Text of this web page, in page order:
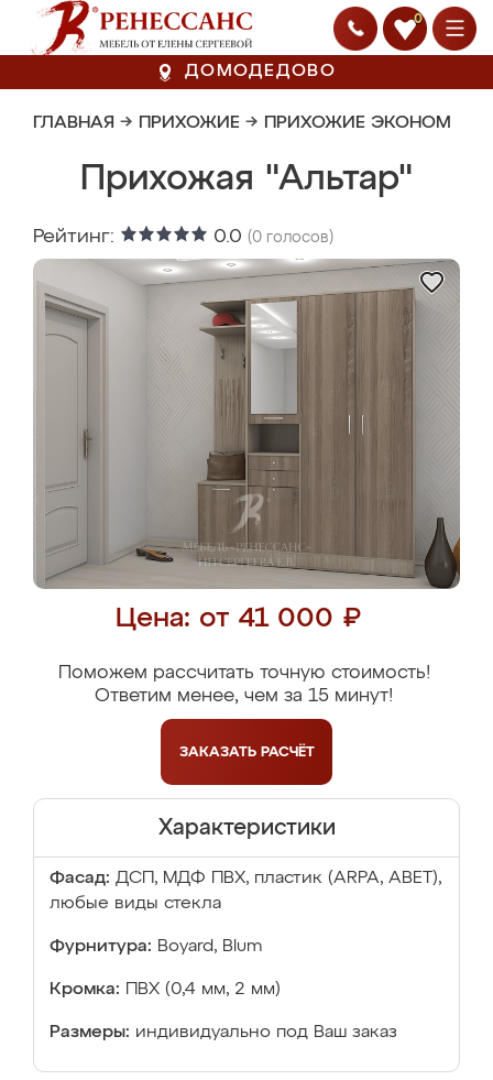
0
ДОМОДЕДОВО
ГЛАВНАЯ → ПРИХОЖИЕ → ПРИХОЖИЕ ЭКОНОМ
Прихожая "Альтар"
Рейтинг: 0.0 (0 голосов)
Цена: от 41 000 ₽
Поможем рассчитать точную стоимость!
Ответим менее, чем за 15 минут!
ЗАКАЗАТЬ РАСЧЁТ
Характеристики
Фасад: ДСП, МДФ ПВХ, пластик (ARPA, ABET),
любые виды стекла
Фурнитура: Boyard, Blum
Кромка: ПВХ (0,4 мм, 2 мм)
Размеры: индивидуально под Ваш заказ